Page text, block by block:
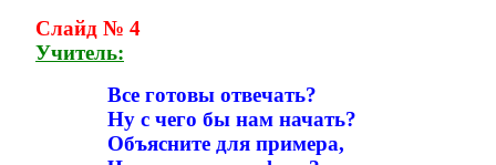
Слайд № 4
Учитель:
Все готовы отвечать?
Ну с чего бы нам начать?
Объясните для примера,